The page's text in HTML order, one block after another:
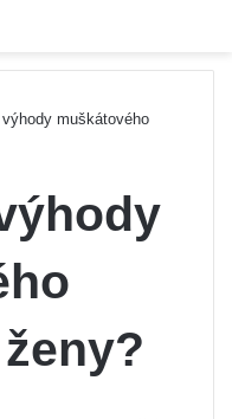
muškátového